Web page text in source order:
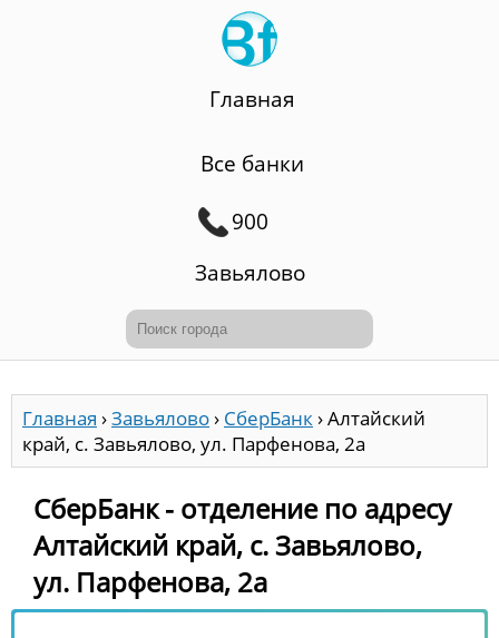
Главная
Все банки
900
Завьялово
Главная ›Завьялово› СберБанк›Алтайский
край, с. Завьялово, ул. Парфенова, 2а
СберБанк - отделение по адресу
Алтайский край, с. Завьялово,
ул. Парфенова, 2а